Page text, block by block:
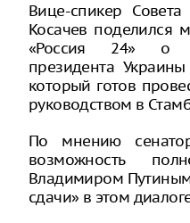
Вице-спикер
Косачев поделился
«Россия 24» о
президента
который готов
руководством в
По мнению
возможность
Владимиром
сдачи» в этом